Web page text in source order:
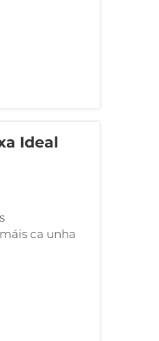
Ideal
ca unha